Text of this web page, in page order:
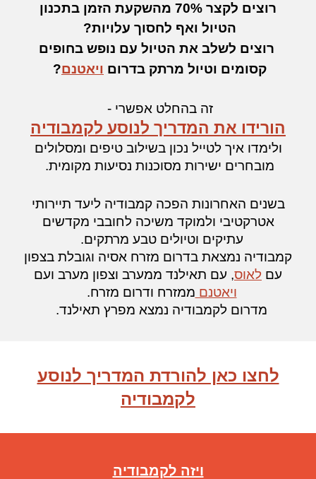
רוצים לקצר 70% מהשקעת הזמן בתכנון
הטיול ואף לחסוך עלויות?
רוצים לשלב את הטיול עם נופש בחופים
קסומים וטיול מרתק בדרום ויאטנם?
זה בהחלט אפשרי -
הורידו את המדריך לנוסע לקמבודיה
ולימדו איך לטייל נכון בשילוב טיפים ומסלולים
מובחרים ישירות מסוכנות נסיעות מקומית.
בשנים האחרונות הפכה קמבודיה ליעד תיירותי
אטרקטיבי ולמוקד משיכה לחובבי מקדשים
עתיקים וטיולים טבע מרתקים.
קמבודיה נמצאת בדרום מזרח אסיה וגובלת בצפון
עם לאוס, עם תאילנד ממערב וצפון מערב ועם
ויאטנם ממזרח ודרום מזרח.
מדרום לקמבודיה נמצא מפרץ תאילנד.
לחצו כאן להורדת המדריך לנוסע
לקמבודיה
ויזה לקמבודיה